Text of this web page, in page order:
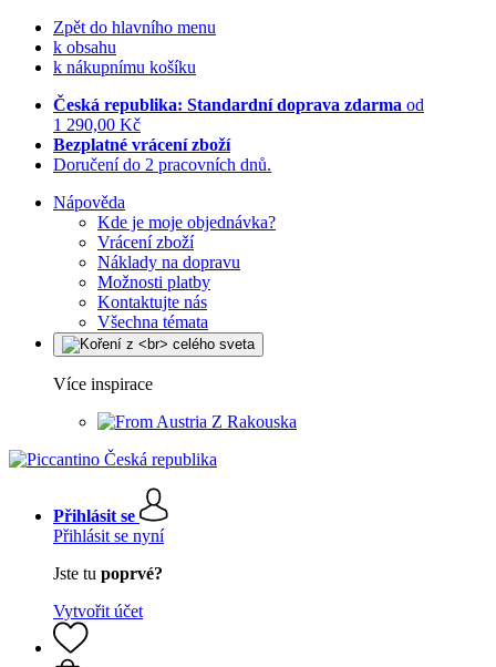
Zpět do hlavního menu
k obsahu
k nákupnímu košíku
Česká republika: Standardní doprava zdarma od
1 290,00 Kč
Bezplatné vrácení zboží
Doručení do 2 pracovních dnů.
Nápověda
Kde je moje objednávka?
Vrácení zboží
Náklady na dopravu
Možnosti platby
Kontaktujte nás
Všechna témata
Více inspirace
Z Rakouska
Přihlásit se
Přihlásit se nyní
Jste tu poprvé?
Vytvořit účet